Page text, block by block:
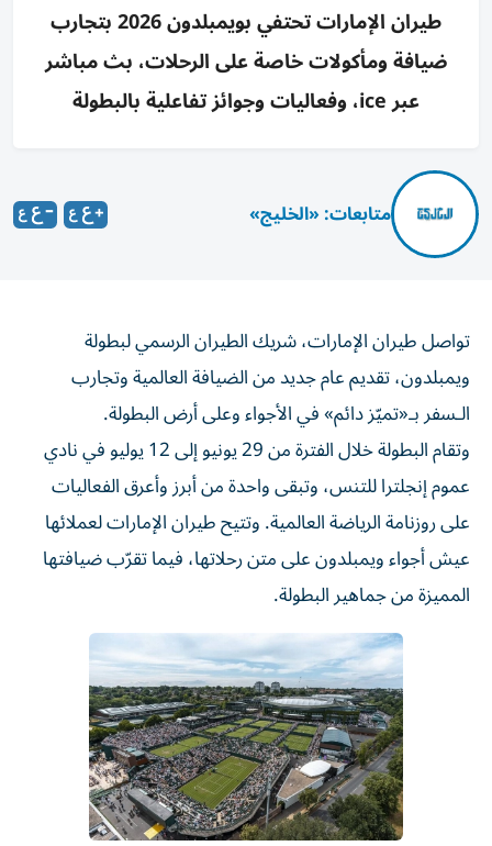
طيران الإمارات تحتفي بويمبلدون 2026 بتجارب
ضيافة ومأكولات خاصة على الرحلات، بث مباشر
عبر ice، وفعاليات وجوائز تفاعلية بالبطولة
متابعات: «الخليج»
ويمبلدون، تقديم عام جديد من الضيافة العالمية وتجارب
الـسفر بـ«تميّز دائم» في الأجواء وعلى أرض البطولة.
وتقام البطولة خلال الفترة من 29 يونيو إلى 12 يوليو في نادي
عموم إنجلترا للتنس، وتبقى واحدة من أبرز وأعرق الفعاليات
على روزنامة الرياضة العالمية. وتتيح طيران الإمارات لعملائها
عيش أجواء ويمبلدون على متن رحلاتها، فيما تقرّب ضيافتها
المميزة من جماهير البطولة.